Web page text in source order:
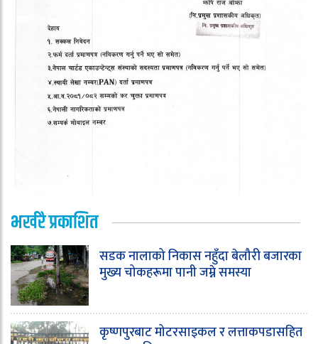
भर्खरै प्रकाशित
सडक नालाको निकास नहुँदा बेलौरी बजारका
मुख्य चोकहरूमा पानी जम्ने समस्या
कृष्णपुरबाट मोटरसाइकल र लत्ताकपडासहित